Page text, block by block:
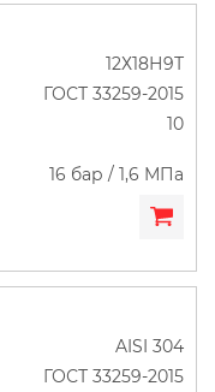
12Х18Н9Т
ГОСТ 33259-2015
10
16 бар / 1,6 МПа
AISI 304
ГОСТ 33259-2015